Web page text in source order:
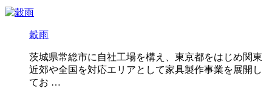
穀雨
茨城県常総市に自社工場を構え、東京都をはじめ関東
近郊や全国を対応エリアとして家具製作事業を展開し
てお …